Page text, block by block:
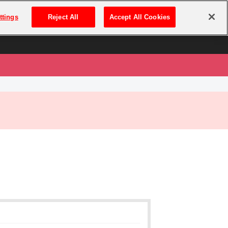
ログイン・新規登録
Reject All Accept All Cookies